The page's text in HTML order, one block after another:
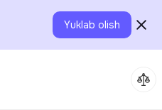
Yuklab olish